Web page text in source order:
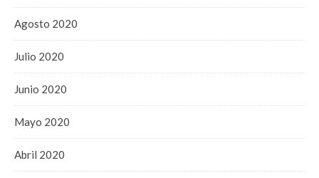
Agosto 2020
Julio 2020
Junio 2020
Mayo 2020
Abril 2020